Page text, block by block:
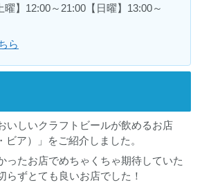
】12:00～21:00【日曜】13:00～
ら
いしいクラフトビールが飲めるお店
ビア）」をご紹介しました。
ったお店でめちゃくちゃ期待していた
らずとても良いお店でした！